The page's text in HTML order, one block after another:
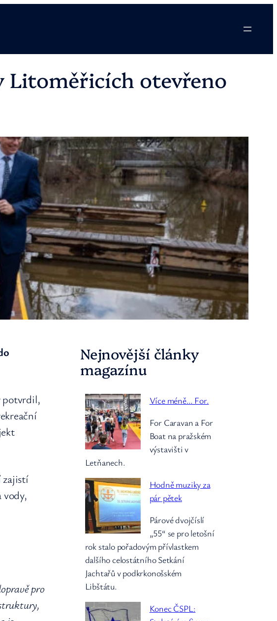
Litoměřicích otevřeno
potvrdil,
zajistí
vody,
pro
Nejnovější články
magazínu
Více méně… For.
For Caravan a For
Boat na pražském
výstavišti v
Letňanech.
Hodně muziky za
pár pětek
Párové dvojčíslí
„55“ se pro letošní
rok stalo pořadovým přívlastkem
dalšího celostátního Setkání
Jachtařů v podkrkonošském
Libštátu.
Konec ČSPL: